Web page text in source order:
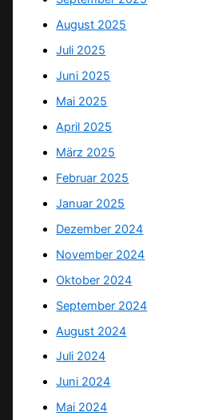
August 2025
Juli 2025
Juni 2025
Mai 2025
April 2025
März 2025
Februar 2025
Januar 2025
Dezember 2024
November 2024
Oktober 2024
September 2024
August 2024
Juli 2024
Juni 2024
Mai 2024